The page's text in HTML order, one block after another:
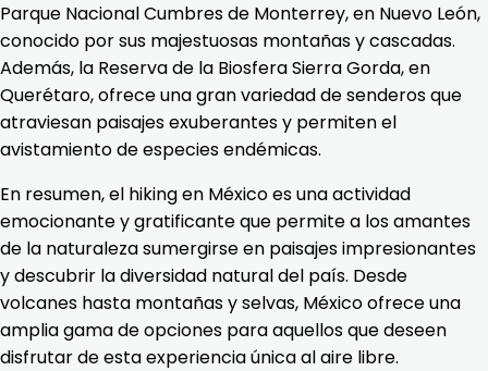
Parque Nacional Cumbres de Monterrey, en Nuevo León,
conocido por sus majestuosas montañas y cascadas.
Además, la Reserva de la Biosfera Sierra Gorda, en
Querétaro, ofrece una gran variedad de senderos que
atraviesan paisajes exuberantes y permiten el
avistamiento de especies endémicas.
En resumen, el hiking en México es una actividad
emocionante y gratificante que permite a los amantes
de la naturaleza sumergirse en paisajes impresionantes
y descubrir la diversidad natural del país. Desde
volcanes hasta montañas y selvas, México ofrece una
amplia gama de opciones para aquellos que deseen
disfrutar de esta experiencia única al aire libre.